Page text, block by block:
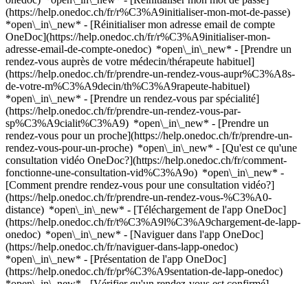
(https://help.onedoc.ch/fr/r%C3%A9initialiser-mon-mot-de-passe)
*open\_in\_new* - [Réinitialiser mon adresse email de compte
OneDoc](https://help.onedoc.ch/fr/r%C3%A9initialiser-mon-
adresse-email-de-compte-onedoc) *open\_in\_new* - [Prendre un
rendez-vous auprès de votre médecin/thérapeute habituel]
(https://help.onedoc.ch/fr/prendre-un-rendez-vous-aupr%C3%A8s-
de-votre-m%C3%A9decin/th%C3%A9rapeute-habituel)
*open\_in\_new* - [Prendre un rendez-vous par spécialité]
(https://help.onedoc.ch/fr/prendre-un-rendez-vous-par-
sp%C3%A9cialit%C3%A9) *open\_in\_new* - [Prendre un
rendez-vous pour un proche](https://help.onedoc.ch/fr/prendre-un-
rendez-vous-pour-un-proche) *open\_in\_new* - [Qu'est ce qu'une
consultation vidéo OneDoc?](https://help.onedoc.ch/fr/comment-
fonctionne-une-consultation-vid%C3%A9o) *open\_in\_new* -
[Comment prendre rendez-vous pour une consultation vidéo?]
(https://help.onedoc.ch/fr/prendre-un-rendez-vous-%C3%A0-
distance) *open\_in\_new* - [Téléchargement de l'app OneDoc]
(https://help.onedoc.ch/fr/t%C3%A9l%C3%A9chargement-de-lapp-
onedoc) *open\_in\_new* - [Naviguer dans l'app OneDoc]
(https://help.onedoc.ch/fr/naviguer-dans-lapp-onedoc)
*open\_in\_new* - [Présentation de l'app OneDoc]
(https://help.onedoc.ch/fr/pr%C3%A9sentation-de-lapp-onedoc)